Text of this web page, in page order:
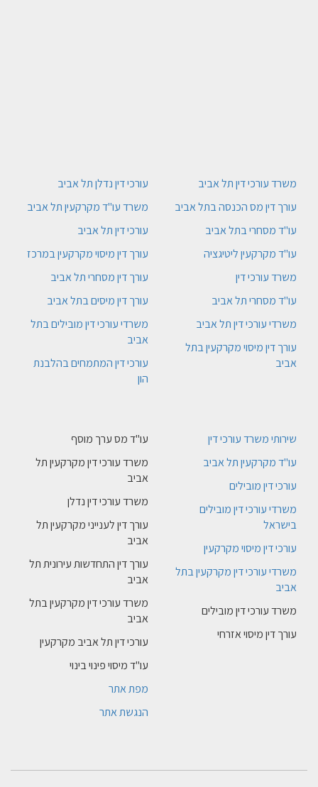
משרד עורכי דין תל אביב
עורך דין מס הכנסה בתל אביב
עו"ד מסחרי בתל אביב
עו"ד מקרקעין ליטיגציה
משרד עורכי דין
עו"ד מסחרי תל אביב
משרדי עורכי דין תל אביב
עורך דין מיסוי מקרקעין בתל
אביב
עורכי דין נדלן תל אביב
משרד עו"ד מקרקעין תל אביב
עורכי דין תל אביב
עורך דין מיסוי מקרקעין במרכז
עורך דין מסחרי תל אביב
עורך דין מיסים בתל אביב
משרדי עורכי דין מובילים בתל
אביב
עורכי דין המתמחים בהלבנת
הון
שירותי משרד עורכי דין
עו"ד מקרקעין תל אביב
עורכי דין מובילים
משרדי עורכי דין מובילים
בישראל
עורכי דין מיסוי מקרקעין
משרדי עורכי דין מקרקעין בתל
אביב
משרד עורכי דין מובילים
עורך דין מיסוי אזרחי
עו"ד מס ערך מוסף
משרד עורכי דין מקרקעין תל
אביב
משרד עורכי דין נדלן
עורך דין לענייני מקרקעין תל
אביב
עורך דין התחדשות עירונית תל
אביב
משרד עורכי דין מקרקעין בתל
אביב
עורכי דין תל אביב מקרקעין
עו"ד מיסוי פינוי בינוי
מפת אתר
הנגשת אתר